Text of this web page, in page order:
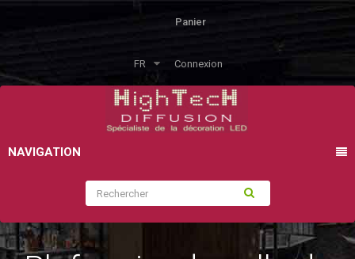
Panier
FR Connexion
NAVIGATION